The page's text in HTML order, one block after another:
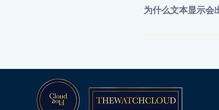
country/phone
provides a
为什么文本显示会
请将您设备上的字体